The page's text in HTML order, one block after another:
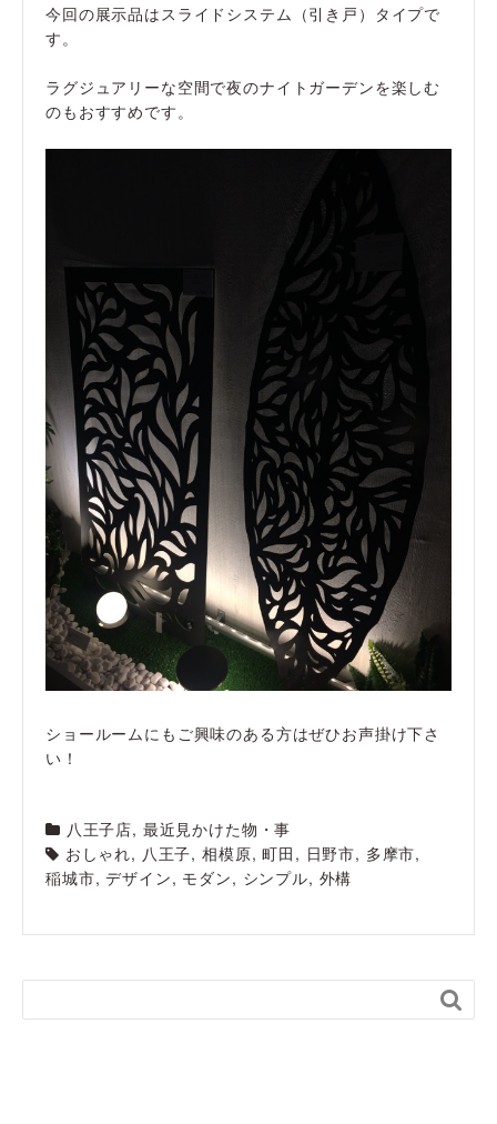
今回の展示品はスライドシステム（引き戸）タイプで
す。
ラグジュアリーな空間で夜のナイトガーデンを楽しむ
のもおすすめです。
ショールームにもご興味のある方はぜひお声掛け下さ
い！
八王子店, 最近見かけた物・事
おしゃれ, 八王子, 相模原,町田 , 日野市, 多摩市,
稲城市,デザイン, モダン, シンプル, 外構
